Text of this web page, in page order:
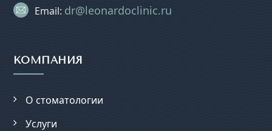
Email: dr@leonardoclinic.ru
КОМПАНИЯ
О стоматологии
Услуги